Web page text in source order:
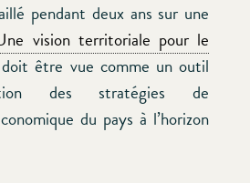
pendant deux ans sur une
vision territoriale pour le
être vue comme un outil
des stratégies de
du pays à l’horizon